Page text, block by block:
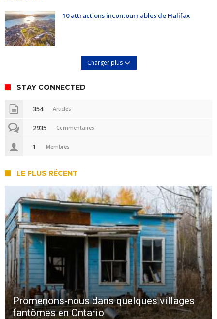
10 attractions incontournables de Halifax
Charger plus
STAY CONNECTED
354 Articles
2935 Commentaires
1 Membres
LE PLUS RÉCENT
Promenons-nous dans quelques villages
fantômes en Ontario